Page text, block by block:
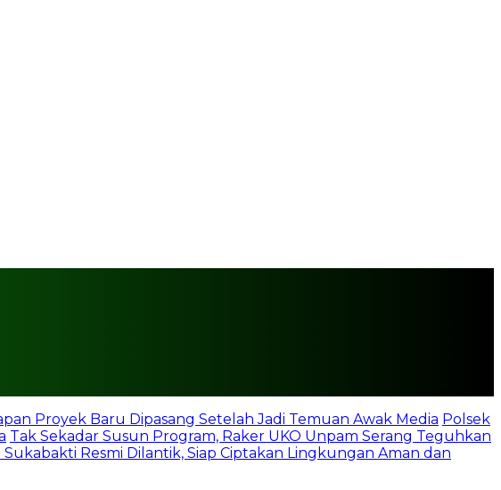
Proyek Baru Dipasang Setelah Jadi Temuan Awak Media Polsek
Tak Sekadar Susun Program, Raker UKO Unpam Serang Teguhkan
Resmi Dilantik, Siap Ciptakan Lingkungan Aman dan